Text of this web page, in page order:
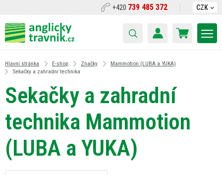
+420 739 485 372 CZK
Hlavní stránka E-shop Značky
Mammotion (LUBA a YUKA)
Sekačky a zahradní technika
Sekačky a zahradní
technika Mammotion
(LUBA a YUKA)